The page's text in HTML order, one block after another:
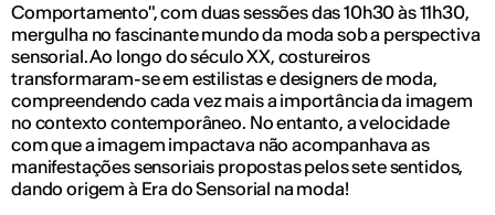
Comportamento", com duas sessões das 10h30 às 11h30,
mergulha no fascinante mundo da moda sob a perspectiva
sensorial. Ao longo do século XX, costureiros
transformaram-se em estilistas e designers de moda,
compreendendo cada vez mais a importância da imagem
no contexto contemporâneo. No entanto, a velocidade
com que a imagem impactava não acompanhava as
manifestações sensoriais propostas pelos sete sentidos,
dando origem à Era do Sensorial na moda!